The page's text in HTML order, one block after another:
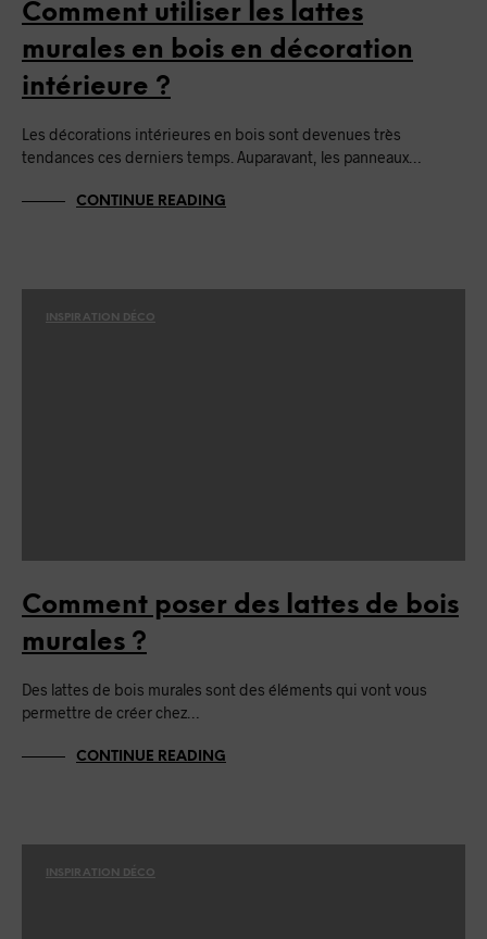
Comment utiliser les lattes
murales en bois en décoration
intérieure ?
Les décorations intérieures en bois sont devenues très
tendances ces derniers temps. Auparavant, les panneaux…
CONTINUE READING
INSPIRATION DÉCO
Comment poser des lattes de bois
murales ?
Des lattes de bois murales sont des éléments qui vont vous
permettre de créer chez…
CONTINUE READING
INSPIRATION DÉCO